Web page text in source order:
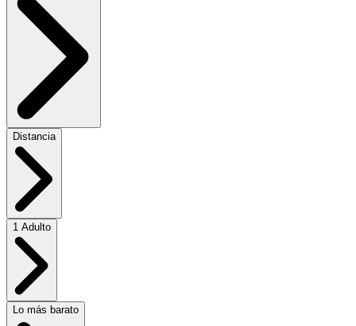
Distancia
1 Adulto
Lo más barato